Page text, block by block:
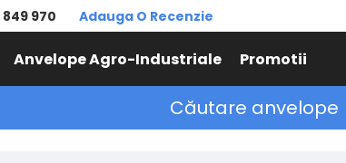
970 Adauga O Recenzie
Anvelope Agro-Industriale Promotii
Căutare anvelope